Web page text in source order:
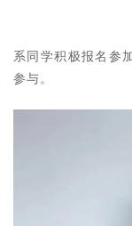
本次活
系同学积极报名参
参与。